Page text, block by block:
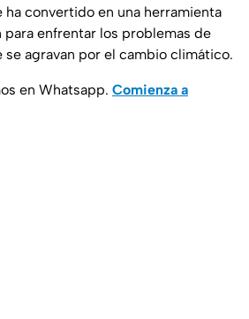
ha convertido en una herramienta
para enfrentar los problemas de
se agravan por el cambio climático.
en Whatsapp. Comienza a